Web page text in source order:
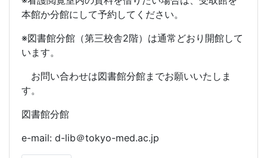
本館か分館にして予約してください。
※図書館分館（第三校舎2階）は通常どおり開館して
います。
お問い合わせは図書館分館までお願いいたしま
す。
図書館分館
e-mail: d-lib＠tokyo-med.ac.jp